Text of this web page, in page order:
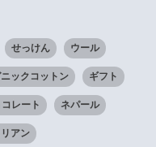
せっけん ウール
ックコットン ギフト
レート ネパール
アン